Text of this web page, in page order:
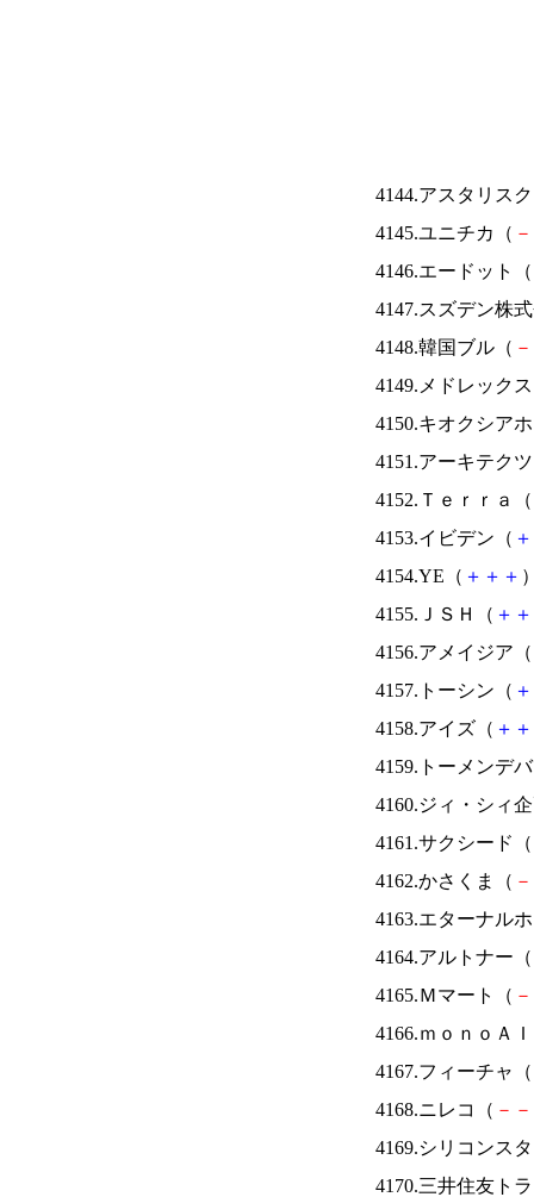
4144.アスタリス
4145.ユニチカ（ －
4146.エードット（
4147.スズデン株
4148.韓国ブル（ －
4149.メドレック
4150.キオクシア
4151.アーキテク
4152.Ｔｅｒｒａ（
4153.イビデン（ ＋
4154.YE（ ＋ ＋ ＋
4155.ＪＳＨ（ ＋ ＋
4156.アメイジア（
4157.トーシン（ ＋
4158.アイズ（ ＋ ＋
4159.トーメンデ
4160.ジィ・シィ
4161.サクシード（
4162.かさくま（ －
4163.エターナル
4164.アルトナー（
4165.Ｍマート（ －
4166.ｍｏｎｏＡ
4167.フィーチャ（
4168.ニレコ（ － －
4169.シリコンス
4170.三井住友ト